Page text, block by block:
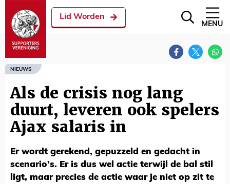
Lid Worden
MENU
NIEUWS
Als de crisis nog lang
duurt, leveren ook spelers
Ajax salaris in
Er wordt gerekend, gepuzzeld en gedacht in
scenario's. Er is dus wel actie terwijl de bal stil
ligt, maar precies de actie waar je niet op zit te